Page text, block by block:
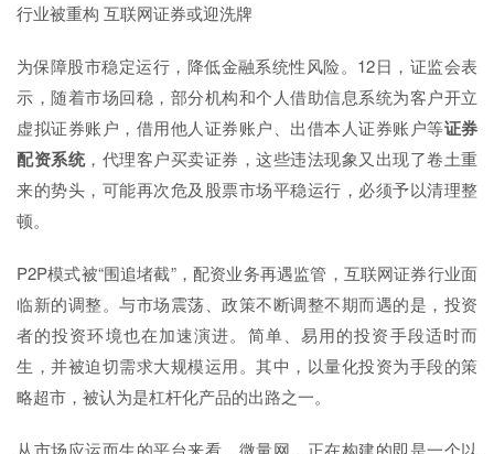
行业被重构 互联网证券或迎洗牌
为保障股市稳定运行，降低金融系统性风险。12日，证监会表
示，随着市场回稳，部分机构和个人借助信息系统为客户开立
虚拟证券账户，借用他人证券账户、出借本人证券账户等证券
配资系统，代理客户买卖证券，这些违法现象又出现了卷土重
来的势头，可能再次危及股票市场平稳运行，必须予以清理整
顿。
P2P模式被“围追堵截”，配资业务再遇监管，互联网证券行业面
临新的调整。与市场震荡、政策不断调整不期而遇的是，投资
者的投资环境也在加速演进。简单、易用的投资手段适时而
生，并被迫切需求大规模运用。其中，以量化投资为手段的策
略超市，被认为是杠杆化产品的出路之一。
从市场应运而生的平台来看，微量网，正在构建的即是一个以